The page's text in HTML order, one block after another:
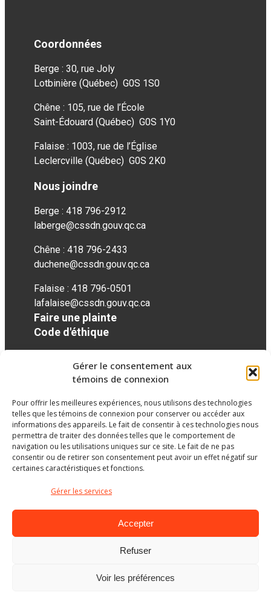
Gérer le consentement aux
témoins de connexion
Pour offrir les meilleures expériences, nous utilisons des technologies
telles que les témoins de connexion pour conserver ou accéder aux
informations des appareils. Le fait de consentir à ces technologies nous
permettra de traiter des données telles que le comportement de
navigation ou les utilisations uniques sur ce site. Le fait de ne pas
consentir ou de retirer son consentement peut avoir un effet négatif sur
certaines caractéristiques et fonctions.
Gérer les services
Accepter
Refuser
Voir les préférences
Coordonnées
Berge : 30, rue Joly
Lotbinière (Québec) G0S 1S0
Chêne : 105, rue de l’École
Saint-Édouard (Québec) G0S 1Y0
Falaise : 1003, rue de l’Église
Leclercville (Québec) G0S 2K0
Nous joindre
Berge : 418 796-2912
laberge@cssdn.gouv.qc.ca
Chêne : 418 796-2433
duchene@cssdn.gouv.qc.ca
Falaise : 418 796-0501
lafalaise@cssdn.gouv.qc.ca
Faire une plainte
Code d'éthique
Réseaux sociaux
facebook
Ministère de l’Éducation